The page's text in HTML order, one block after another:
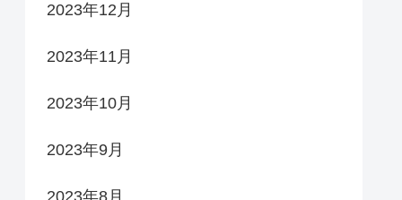
2023年12月
2023年11月
2023年10月
2023年9月